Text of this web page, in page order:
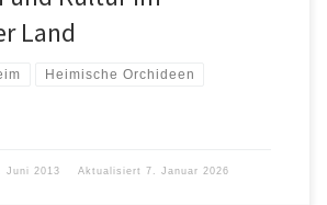
Land
Heimische Orchideen
Juni 2013 Aktualisiert 7. Januar 2026